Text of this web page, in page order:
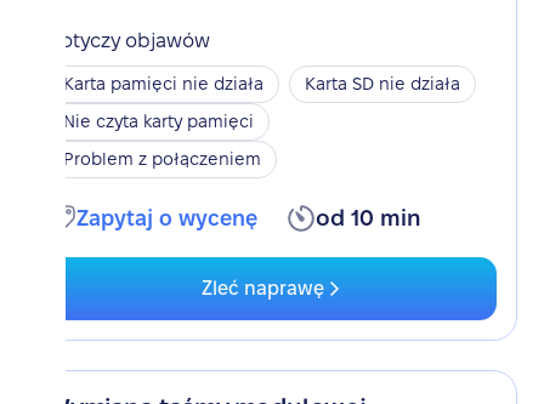
Dotyczy objawów
Karta pamięci nie działa
Karta SD nie działa
Nie czyta karty pamięci
Problem z połączeniem
Zapytaj o wycenę od 10 min
Zleć naprawę